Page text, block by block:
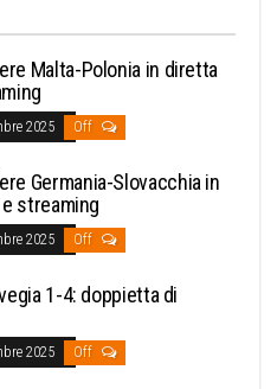
Malta-Polonia in diretta
2025 Off
Germania-Slovacchia in
streaming
2025 Off
1-4: doppietta di
2025 Off